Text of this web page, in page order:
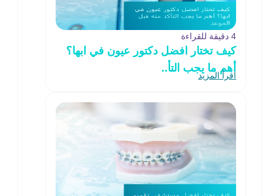
4 دقيقة للقراءة
كيف تختار افضل دكتور عيون في ابها؟
أهم ما يجب التأ..
اقرأ المزيد